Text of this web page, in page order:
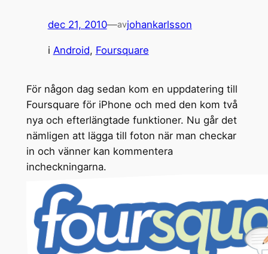
dec 21, 2010—avjohankarlsson
i Android, Foursquare
För någon dag sedan kom en uppdatering till
Foursquare för iPhone och med den kom två
nya och efterlängtade funktioner. Nu går det
nämligen att lägga till foton när man checkar
in och vänner kan kommentera
incheckningarna.